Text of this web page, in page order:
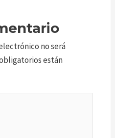
no será
están